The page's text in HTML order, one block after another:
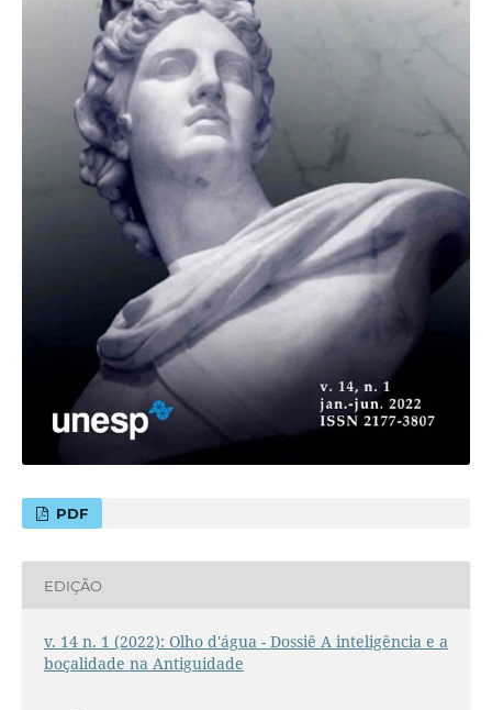
PDF
EDIÇÃO
v. 14 n. 1 (2022): Olho d'água - Dossiê A inteligência e a
boçalidade na Antiguidade